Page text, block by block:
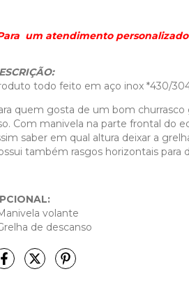
um atendimento
todo feito em aço inox *430/
quem gosta de um bom churrasco
Com manivela na parte frontal do
saber em qual altura deixar a
também rasgos horizontais para
volante
de descanso